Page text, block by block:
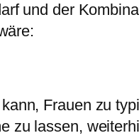
und der
Frauen zu
lassen,